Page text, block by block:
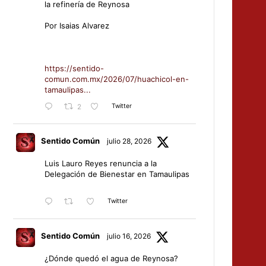
la refinería de Reynosa
Por Isaias Alvarez
https://sentido-
comun.com.mx/2026/07/huachicol-en-
tamaulipas...
2 Twitter
Sentido Común julio 28, 2026
Luis Lauro Reyes renuncia a la
Delegación de Bienestar en Tamaulipas
Twitter
Sentido Común julio 16, 2026
¿Dónde quedó el agua de Reynosa?